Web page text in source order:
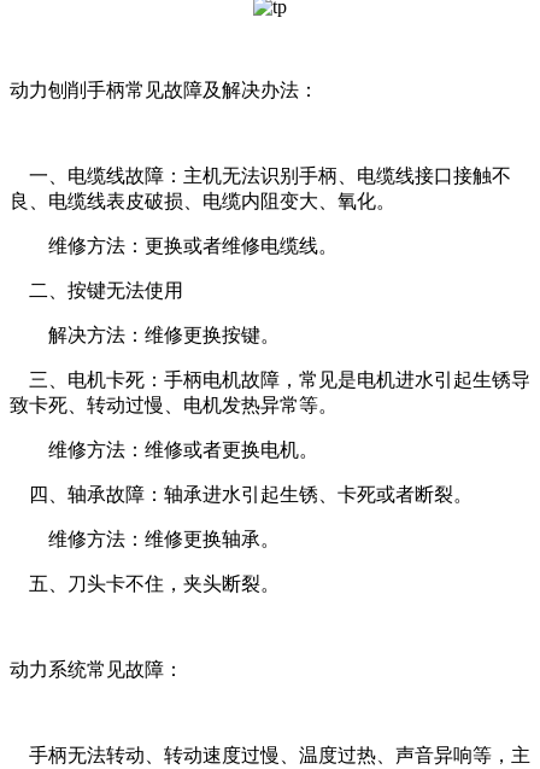
动力刨削手柄常见故障及解决办法：
一、电缆线故障：主机无法识别手柄、电缆线接口接触不
良、电缆线表皮破损、电缆内阻变大、氧化。
维修方法：更换或者维修电缆线。
二、按键无法使用
解决方法：维修更换按键。
三、电机卡死：手柄电机故障，常见是电机进水引起生锈导
致卡死、转动过慢、电机发热异常等。
维修方法：维修或者更换电机。
四、轴承故障：轴承进水引起生锈、卡死或者断裂。
维修方法：维修更换轴承。
五、刀头卡不住，夹头断裂。
动力系统常见故障：
手柄无法转动、转动速度过慢、温度过热、声音异响等，主